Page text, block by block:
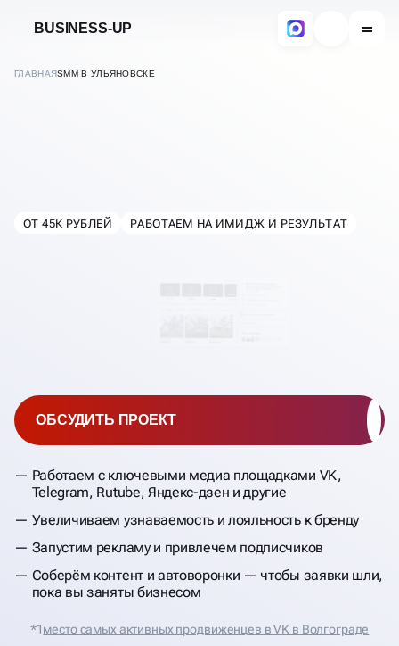
BUSINESS-UP
ГЛАВНАЯSMM В УЛЬЯНОВСКЕ
В СОЦИАЛЬНЫХ СЕТЯХ
ОТ 45К РУБЛЕЙ РАБОТАЕМ НА ИМИДЖ И РЕЗУЛЬТАТ
Работаем с ключевыми медиа площадками VK,
Telegram, Rutube, Яндекс-дзен и другие
Увеличиваем узнаваемость и лояльность к бренду
Запустим рекламу и привлечем подписчиков
Соберём контент и автоворонки — чтобы заявки шли,
пока вы заняты бизнесом
ОБСУДИТЬ ПРОЕКТ
*1место самых активных продвиженцев в VK в Волгограде